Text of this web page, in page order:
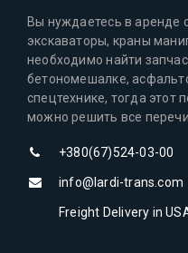
Вы нуждаетесь в аренде
экскаваторы, краны
необходимо найти
бетономешалке,
спецтехнике, тогда этот
можно решить все
+380(67)524-03-00
info@lardi-trans.com
Freight Delivery in